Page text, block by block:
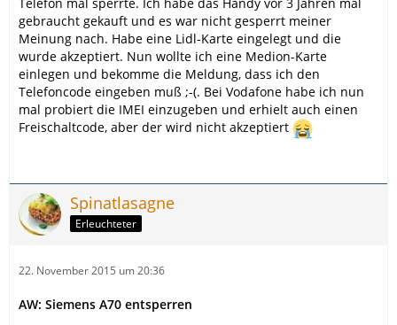
gebraucht gekauft und es war nicht gesperrt meiner
Meinung nach. Habe eine Lidl-Karte eingelegt und die
wurde akzeptiert. Nun wollte ich eine Medion-Karte
einlegen und bekomme die Meldung, dass ich den
Telefoncode eingeben muß ;-(. Bei Vodafone habe ich nun
mal probiert die IMEI einzugeben und erhielt auch einen
Freischaltcode, aber der wird nicht akzeptiert
Spinatlasagne
Erleuchteter
22. November 2015 um 20:36
AW: Siemens A70 entsperren